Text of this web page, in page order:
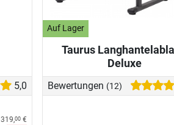
5,0
319,00 €
Auf Lager
Taurus
Deluxe
Bewertungen (12)